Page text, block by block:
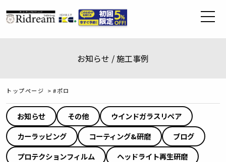
お知らせ / 施工事例
トップページ > #ポロ
お知らせ その他
ウインドガラスリペア
カーラッピング
コーティング&研磨
ブログ
プロテクションフィルム
ヘッドライト再生研磨